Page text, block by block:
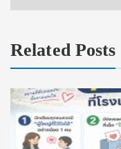
Related Posts